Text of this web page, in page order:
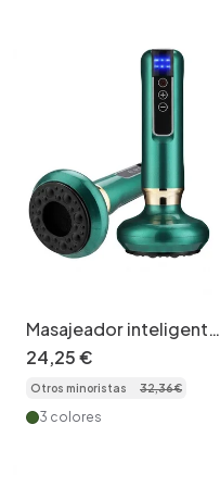
Masajeador inteligente
con ventosas, calor y
terapia de raspado.
24,25€
Otros minoristas 32,36€
3 colores